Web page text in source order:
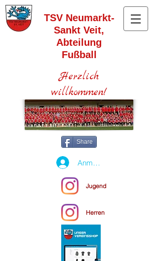
TSV Neumarkt-
Sankt Veit,
Abteilung
Fußball
Herzlich
willkommen!
Share
Anmelden
Jugend
Herren